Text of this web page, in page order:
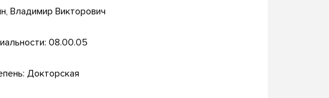
Владимир Викторович
08.00.05
Докторская